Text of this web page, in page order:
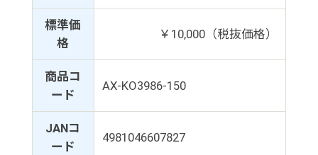
標準価
格
￥10,000（税抜価格）
商品コ
ード
AX-KO3986-150
JANコ
ード
4981046607827